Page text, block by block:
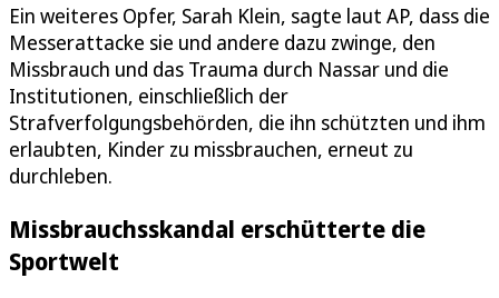
Ein weiteres Opfer, Sarah Klein, sagte laut AP, dass die
Messerattacke sie und andere dazu zwinge, den
Missbrauch und das Trauma durch Nassar und die
Institutionen, einschließlich der
Strafverfolgungsbehörden, die ihn schützten und ihm
erlaubten, Kinder zu missbrauchen, erneut zu
durchleben.
Missbrauchsskandal erschütterte die
Sportwelt